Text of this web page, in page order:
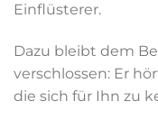
Einflüsterer.
Dazu bleibt dem
verschlossen: Er
die sich für Ihn zu